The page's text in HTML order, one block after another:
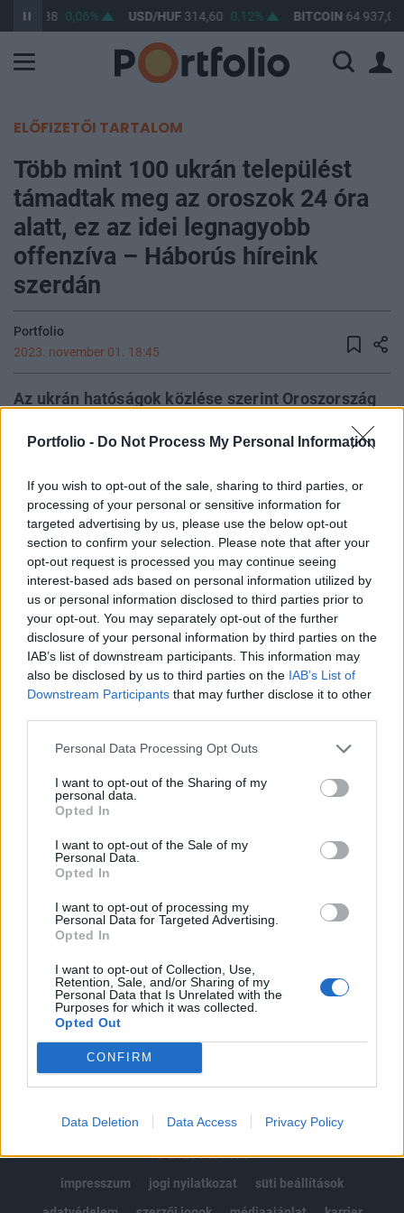
Portfolio - Do Not Process My Personal Information
If you wish to opt-out of the sale, sharing to third parties, or
processing of your personal or sensitive information for
targeted advertising by us, please use the below opt-out
section to confirm your selection. Please note that after your
opt-out request is processed you may continue seeing
interest-based ads based on personal information utilized by
us or personal information disclosed to third parties prior to
your opt-out. You may separately opt-out of the further
disclosure of your personal information by third parties on the
IAB’s list of downstream participants. This information may
also be disclosed by us to third parties on the IAB’s List of
Downstream Participants that may further disclose it to other
Personal Data Processing Opt Outs
I want to opt-out of the Sharing of my
personal data.
Opted In
I want to opt-out of the Sale of my
Personal Data.
Opted In
I want to opt-out of processing my
Personal Data for Targeted Advertising.
Opted In
I want to opt-out of Collection, Use,
Retention, Sale, and/or Sharing of my
Personal Data that Is Unrelated with the
Purposes for which it was collected.
Opted Out
CONFIRM
Data Deletion Data Access Privacy Policy
363,38 0,06% USD/HUF 314,60 0,12% BITCOIN 64 937,02
ELŐFIZETŐI TARTALOM
Több mint 100 ukrán települést
támadtak meg az oroszok 24 óra
alatt, ez az idei legnagyobb
offenzíva – Háborús híreink
szerdán
Portfolio
2023. november 01. 18:45
Az ukrán hatóságok közlése szerint Oroszország
az elmúlt 24 órában több mint száz várost és falut
támadott, idén ez volt a legnagyobb mértékű
megerősítette csapatait Bahmut városa körül, és
védekezésből támadásba váltottak. Továbbra is
folynak a harcok Avgyijivkánál és Kupjanszknál.
2023. november 01. 18:45 Megosztás „Mindet levadásszuk
20 nap alatt” – vad kijelentést tett az orosz védelmi
miniszter Szergej Sojgu orosz védelmi miniszter szerdán
azt állította, hogy az orosz légvédelmi rendszerek a
legújabb statisztikák alapján...
KEDVES OLVASÓNK!
A keresett cikk a portfolio.hu hírarchívumához
tartozik, melynek olvasása előfizetéses
regisztrációhoz kötött.
Portfolio.hu teljes cikkarchívum
Kötéslisták: BÉT elmúlt 2 év napon belüli
kötéslistái
MÁR ELŐFIZETŐNK VAGY?BEJELENTKEZÉS
© 2026 Portfolio
impresszum
jogi nyilatkozat
süti beállítások